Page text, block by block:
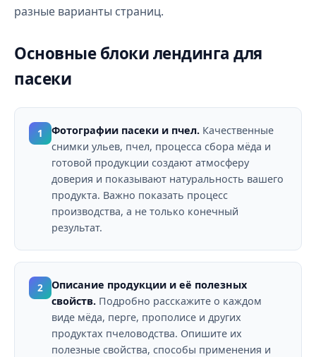
разные варианты страниц.
Основные блоки лендинга для
пасеки
1 Фотографии пасеки и пчел. Качественные
снимки ульев, пчел, процесса сбора мёда и
готовой продукции создают атмосферу
доверия и показывают натуральность вашего
продукта. Важно показать процесс
производства, а не только конечный
результат.
2
Описание продукции и её полезных
свойств. Подробно расскажите о каждом
виде мёда, перге, прополисе и других
продуктах пчеловодства. Опишите их
полезные свойства, способы применения и